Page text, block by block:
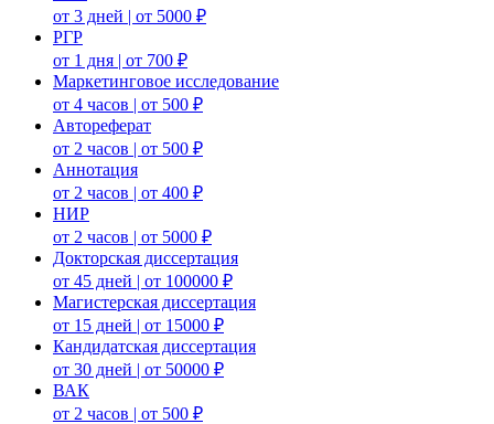
от 3 дней | от 5000 ₽
РГР
от 1 дня | от 700 ₽
Маркетинговое исследование
от 4 часов | от 500 ₽
Автореферат
от 2 часов | от 500 ₽
Аннотация
от 2 часов | от 400 ₽
НИР
от 2 часов | от 5000 ₽
Докторская диссертация
от 45 дней | от 100000 ₽
Магистерская диссертация
от 15 дней | от 15000 ₽
Кандидатская диссертация
от 30 дней | от 50000 ₽
ВАК
от 2 часов | от 500 ₽